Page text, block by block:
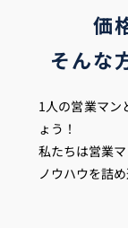
価
そんな
1人の営業マン
ょう！
私たちは営業
ノウハウを詰